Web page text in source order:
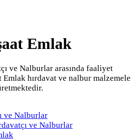
Emlak
ve Nalburlar arasında faaliyet
Emlak hırdavat ve nalbur
ve Nalburlar
ve Nalburlar